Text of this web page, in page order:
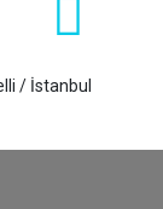
/ İstanbul